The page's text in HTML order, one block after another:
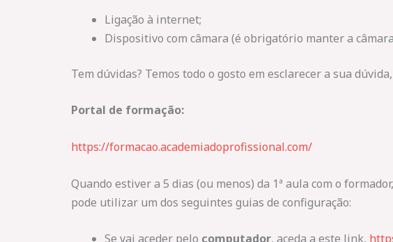
Ligação à internet;
Dispositivo com câmara (é obrigatório manter a
Tem dúvidas? Temos todo o gosto em esclarecer a sua
Portal de formação:
https://formacao.academiadoprofissional.com/
Quando estiver a 5 dias (ou menos) da 1ª aula com o
pode utilizar um dos seguintes guias de configuração:
Se vai aceder pelo computador, aceda a este link,